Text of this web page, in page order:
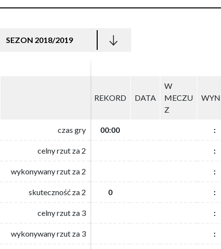
SEZON 2018/2019
REKORD DATA
W
MECZU
Z
czas gry 00:00 :
celny rzut za 2 :
wykonywany rzut za 2 :
skuteczność za 2 0 :
celny rzut za 3 :
wykonywany rzut za 3 :
REKORD DATA
W
MECZU
Z
czas gry 00:00 :
celny rzut za 2 :
wykonywany rzut za 2 :
skuteczność za 2 0 :
celny rzut za 3 :
wykonywany rzut za 3 :